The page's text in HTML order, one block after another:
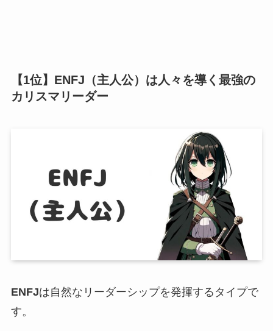
【1位】ENFJ（主人公）は人々を導く最強の
カリスマリーダー
ENFJは自然なリーダーシップを発揮するタイプで
す。